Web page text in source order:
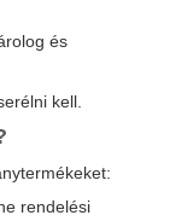
és
kell.
rendelési